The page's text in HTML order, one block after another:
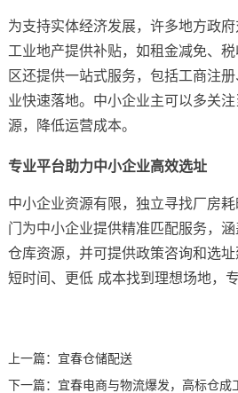
为支持实体经济发展，许多地方政
工业地产提供补贴，如租金减免、
区还提供一站式服务，包括工商注
业快速落地。中小企业主可以多关
源，降低运营成本。
专业平台助力中小企业高效选址
中小企业资源有限，独立寻找厂房耗
门为中小企业提供精准匹配服务，涵
仓库资源，并可提供政策咨询和选
短时间、更低 成本找到理想场地，
上一篇： 宜春仓储配送
下一篇： 宜春电商与物流爆发，高标仓成